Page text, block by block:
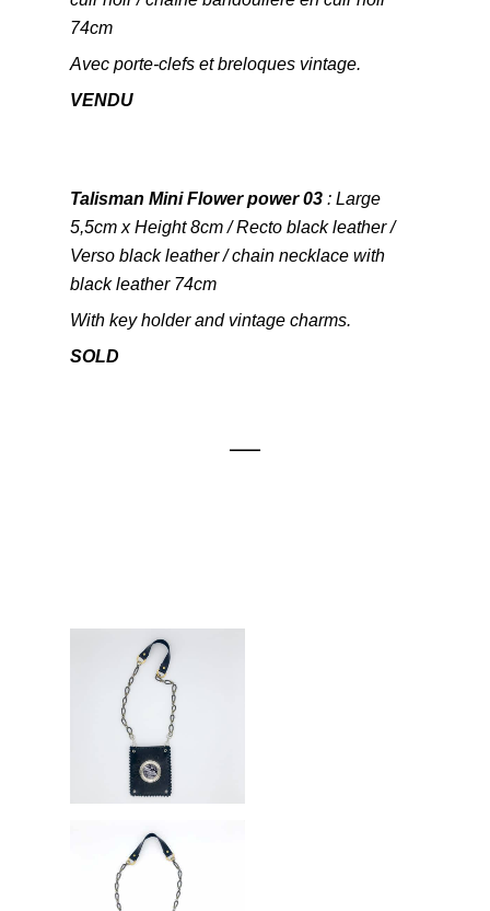
74cm
Avec porte-clefs et breloques vintage.
VENDU
Talisman Mini Flower power 03 : Large
5,5cm x Height 8cm / Recto black leather /
Verso black leather / chain necklace with
black leather 74cm
With key holder and vintage charms.
SOLD